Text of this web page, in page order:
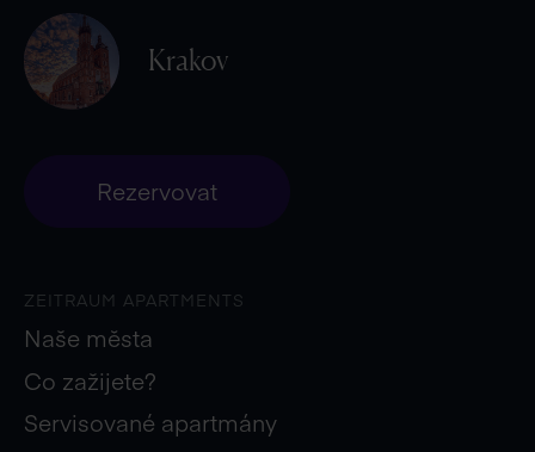
Krakov
Rezervovat
ZEITRAUM APARTMENTS
Naše města
Co zažijete?
Servisované apartmány